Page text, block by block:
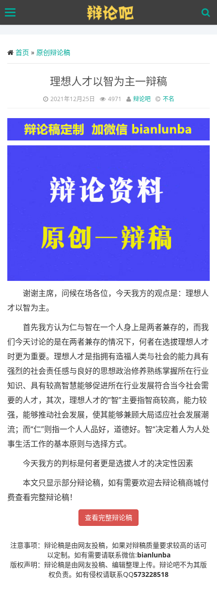
to
main
Toggle
首页 » 原创辩论稿
理想人才以智为主一辩稿
2021年12月25日 4971 辩论吧 不名
谢谢主席，问候在场各位，今天我方的观点是：理想人
才以智为主。
首先我方认为仁与智在一个人身上是两者兼存的，而我
们今天讨论的是在两者兼存的情况下，何者在选拔理想人才
时更为重要。理想人才是指拥有造福人类与社会的能力具有
强烈的社会责任感与良好的思想政治修养熟练掌握所在行业
知识、具有较高智慧能够促进所在行业发展符合当今社会需
要的人才，其次，理想人才的“智”主要指智商较高，能力较
强，能够推动社会发展，使其能够兼顾大局适应社会发展潮
流；而“仁”则指一个人人品好，道德好。智“决定着人为人处
事生活工作的基本原则与选择方式。
今天我方的判标是何者更是选拔人才的决定性因素
本文只显示部分辩论稿，如有需要欢迎去辩论稿商城付
费查看完整辩论稿！
查看完整辩论稿
注意事项：辩论稿是由网友投稿，如果对辩稿质量要求较高的话可
以定制。如有需要请联系微信:bianlunba
版权声明：辩论稿是由网友投稿、编辑整理上传。辩论吧不为其版
权负责。如有侵权请联系QQ573228518